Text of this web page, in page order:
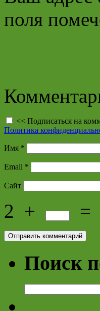
поля
<< Подписаться на
Политика
Имя *
Email *
Сайт
2 + =
Поиск